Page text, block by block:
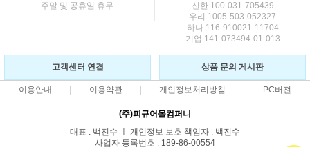
주말 및 공휴일 휴무
신한 100-031-705439
우리 1005-503-052327
하나 116-910021-11704
기업 141-073494-01-013
고객센터 연결 상품 문의 게시판
이용안내 이용약관 개인정보처리방침 PC버전
(주)피규어몰컴퍼니
대표 : 백진수 ㅣ 개인정보 보호 책임자 : 백진수
사업자 등록번호 : 189-86-00554